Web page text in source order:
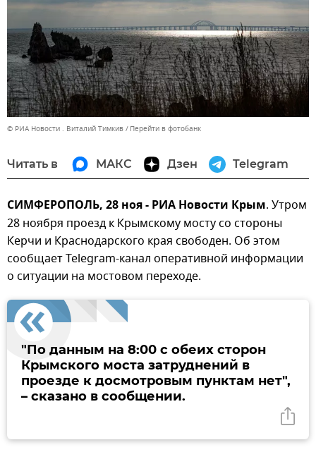
© РИА Новости . Виталий Тимкив Перейти в фотобанк
Читать в МАКС Дзен Telegram
СИМФЕРОПОЛЬ, 28 ноя - РИА Новости Крым. Утром
28 ноября проезд к Крымскому мосту со стороны
Керчи и Краснодарского края свободен. Об этом
сообщает Telegram-канал оперативной информации
о ситуации на мостовом переходе.
"По данным на 8:00 с обеих сторон
Крымского моста затруднений в
проезде к досмотровым пунктам нет",
– сказано в сообщении.